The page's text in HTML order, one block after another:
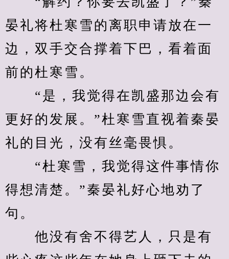
晏礼将杜寒雪的离职申请放在一
边，双手交合撑着下巴，看着面
前的杜寒雪。
“是，我觉得在凯盛那边会有
更好的发展。”杜寒雪直视着秦晏
礼的目光，没有丝毫畏惧。
“杜寒雪，我觉得这件事情你
得想清楚。”秦晏礼好心地劝了
句。
他没有舍不得艺人，只是有